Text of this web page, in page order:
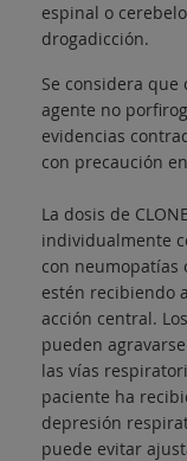
espinal o
drogadicción.
Se considera
agente no
evidencias
con precaución
La dosis de
individualmente
con neumopatías
estén recibiendo
acción central.
pueden
las vías
paciente ha
depresión
puede evitar